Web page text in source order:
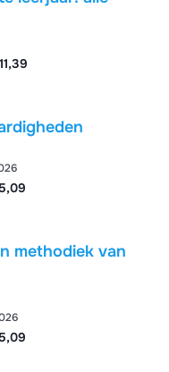
methodiek van